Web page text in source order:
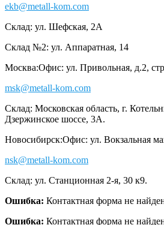
ekb@metall-kom.com
Склад: ул. Шефская, 2А
Склад №2: ул. Аппаратная, 14
Москва:Офис: ул. Привольная, д.2,
msk@metall-kom.com
Склад: Московская область, г.
Дзержинское шоссе, 3А.
Новосибирск:Офис: ул. Вокзальная
nsk@metall-kom.com
Склад: ул. Станционная 2-я, 30 к9.
Ошибка: Контактная форма не
Ошибка: Контактная форма не